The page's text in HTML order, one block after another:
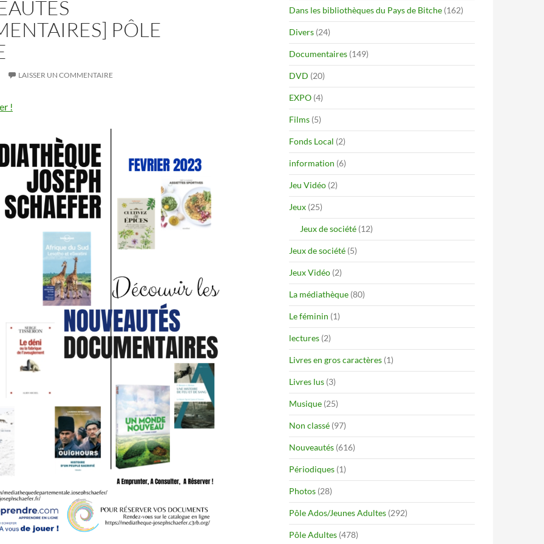
PÔLE
LAISSER UN COMMENTAIRE
!
Dans les bibliothèques du Pays de Bitche (162)
Divers (24)
Documentaires (149)
DVD (20)
EXPO (4)
Films (5)
Fonds Local (2)
information (6)
Jeu Vidéo (2)
Jeux (25)
Jeux de société (12)
Jeux de société (5)
Jeux Vidéo (2)
La médiathèque (80)
Le féminin (1)
lectures (2)
Livres en gros caractères (1)
Livres lus (3)
Musique (25)
Non classé (97)
Nouveautés (616)
Périodiques (1)
Photos (28)
Pôle Ados/Jeunes Adultes (292)
Pôle Adultes (478)